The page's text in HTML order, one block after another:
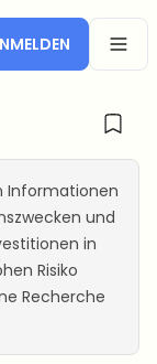
Informationen
und
in
Risiko
Recherche